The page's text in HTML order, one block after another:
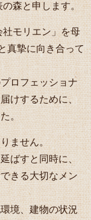
森と申します。
モリエン」を母
真摯に向き合って
ロフェッショナ
けするために、
。
ません。
ばすと同時に、
きる大切なメン
境、建物の状況